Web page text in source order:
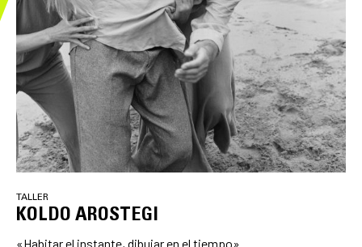
TALLER
KOLDO AROSTEGI
«Habitar el instante, dibujar en el tiempo»